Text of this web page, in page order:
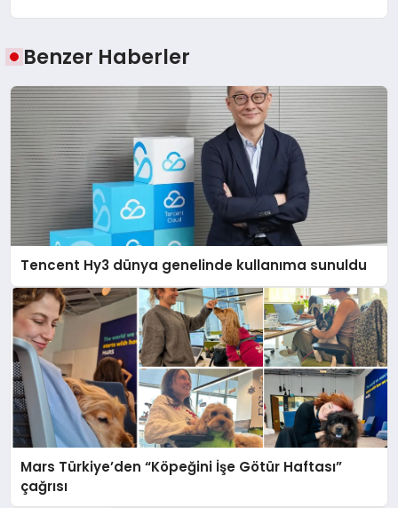
Benzer Haberler
Tencent Hy3 dünya genelinde kullanıma sunuldu
Mars Türkiye’den “Köpeğini İşe Götür Haftası”
çağrısı